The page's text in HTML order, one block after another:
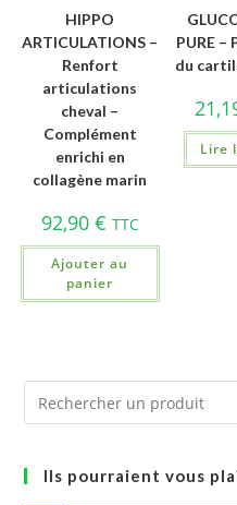
HIPPO
ARTICULATIONS –
Renfort
articulations
cheval –
Complément
enrichi en
collagène marin
92,90 € TTC
Ajouter au
panier
PURE
du
Lire
Ils pourraient vous